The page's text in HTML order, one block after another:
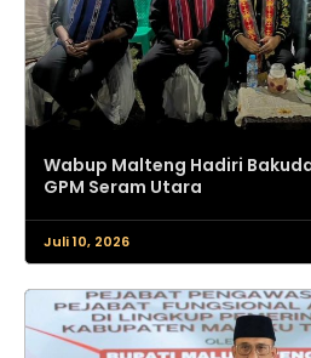
Wabup Malteng Hadiri
GPM Seram Utara
Juli 10, 2026